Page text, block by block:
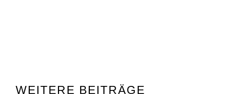
WEITERE BEITRÄGE